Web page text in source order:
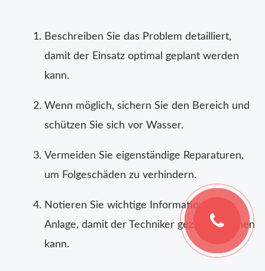
Beschreiben Sie das Problem detailliert,
damit der Einsatz optimal geplant werden
kann.
Wenn möglich, sichern Sie den Bereich und
schützen Sie sich vor Wasser.
Vermeiden Sie eigenständige Reparaturen,
um Folgeschäden zu verhindern.
Notieren Sie wichtige Informationen zur
Anlage, damit der Techniker gezielt vorgehen
kann.